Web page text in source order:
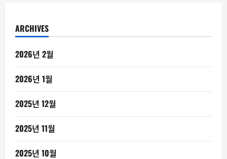
ARCHIVES
2026년 2월
2026년 1월
2025년 12월
2025년 11월
2025년 10월